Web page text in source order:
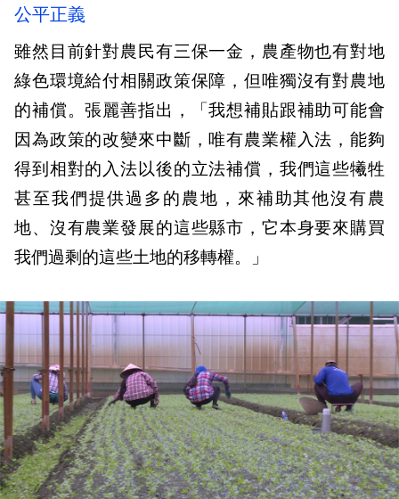
公平正義
雖然目前針對農民有三保一金，農產物也有對地
綠色環境給付相關政策保障，但唯獨沒有對農地
的補償。張麗善指出，「我想補貼跟補助可能會
因為政策的改變來中斷，唯有農業權入法，能夠
得到相對的入法以後的立法補償，我們這些犧牲
甚至我們提供過多的農地，來補助其他沒有農
地、沒有農業發展的這些縣市，它本身要來購買
我們過剩的這些土地的移轉權。」